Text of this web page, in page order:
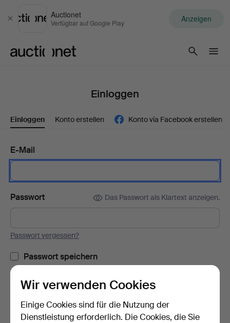
Schließen
Auctionet
Verfügbar auf Google Play Anzeigen
Einloggen
Einloggen Konto erstellen Konto via Facebook erstellen
E-Mail
Passwort Das Passwort als Klartext anzeigen.
Passwort vergessen?
Passwort speichern
Einloggen
oder hier via Facebook einloggen
Wir verwenden Cookies
Einige Cookies sind für die Nutzung der
Dienstleistung erforderlich. Die Cookies, die Sie